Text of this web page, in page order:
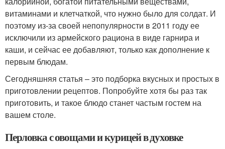
витаминами и клетчаткой, что нужно было для солдат. И
поэтому из-за своей непопулярности в 2011 году ее
исключили из армейского рациона в виде гарнира и
каши, и сейчас ее добавляют, только как дополнение к
первым блюдам.
Сегодняшняя статья – это подборка вкусных и простых в
приготовлении рецептов. Попробуйте хотя бы раз так
приготовить, и такое блюдо станет частым гостем на
вашем столе.
Перловка с овощами и курицей в духовке